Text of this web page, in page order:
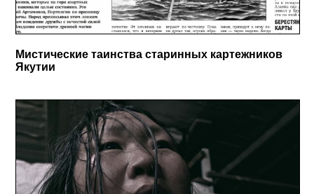
Мистические таинства старинных картежников
Якутии